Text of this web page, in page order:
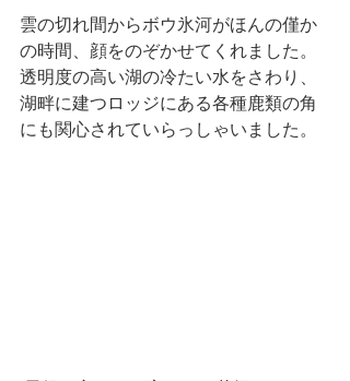
雲の切れ間からボウ氷河がほんの僅か
の時間、顔をのぞかせてくれました。
透明度の高い湖の冷たい水をさわり、
湖畔に建つロッジにある各種鹿類の角
にも関心されていらっしゃいました。